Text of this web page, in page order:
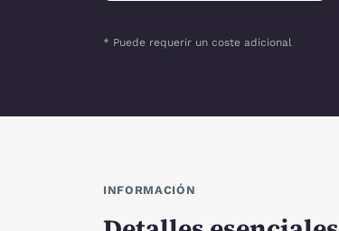
* Puede requerir un coste adicional
INFORMACIÓN